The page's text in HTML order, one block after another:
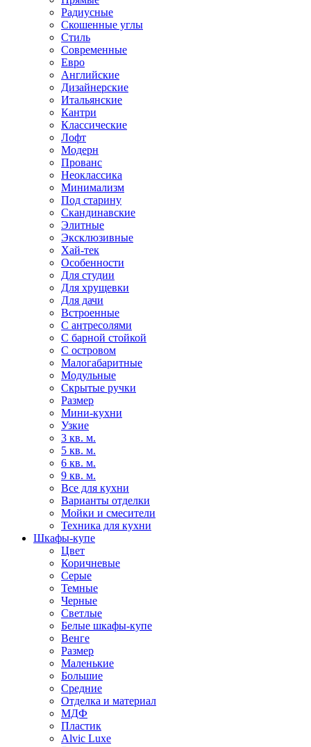
Радиусные
Скошенные углы
Стиль
Современные
Евро
Английские
Дизайнерские
Итальянские
Кантри
Классические
Лофт
Модерн
Прованс
Неоклассика
Минимализм
Под старину
Скандинавские
Элитные
Эксклюзивные
Хай-тек
Особенности
Для студии
Для хрущевки
Для дачи
Встроенные
С антресолями
С барной стойкой
С островом
Малогабаритные
Модульные
Скрытые ручки
Размер
Мини-кухни
Узкие
3 кв. м.
5 кв. м.
6 кв. м.
9 кв. м.
Все для кухни
Варианты отделки
Мойки и смесители
Техника для кухни
Шкафы-купе
Цвет
Коричневые
Серые
Темные
Черные
Светлые
Белые шкафы-купе
Венге
Размер
Маленькие
Большие
Средние
Отделка и материал
МДФ
Пластик
Alvic Luxe